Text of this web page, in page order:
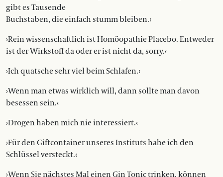
gibt es Tausende
Buchstaben, die einfach stumm bleiben.‹
›Rein wissenschaftlich ist Homöopathie Placebo. Entweder
ist der Wirkstoff da oder er ist nicht da, sorry.‹
›Ich quatsche sehr viel beim Schlafen.‹
›Wenn man etwas wirklich will, dann sollte man davon
besessen sein.‹
›Drogen haben mich nie interessiert.‹
›Für den Giftcontainer unseres Instituts habe ich den
Schlüssel versteckt.‹
›Wenn Sie nächstes Mal einen Gin Tonic trinken, können